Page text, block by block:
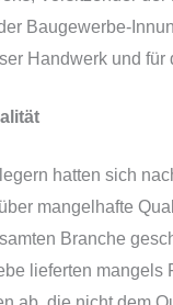
Baugewerbe-
Handwerk und für
hatten sich
mangelhafte
Branche
lieferten mangels